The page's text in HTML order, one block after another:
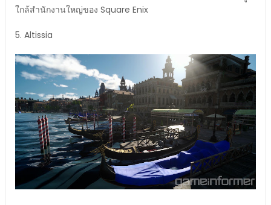
ใกล้สำนักงานใหญ่ของ Square Enix
5. Altissia